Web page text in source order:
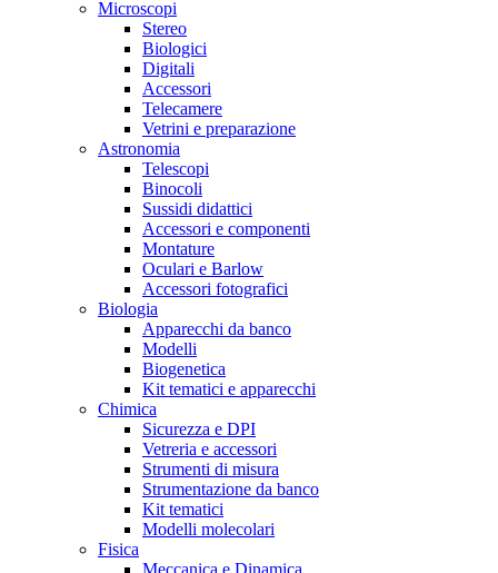
Microscopi
Stereo
Biologici
Digitali
Accessori
Telecamere
Vetrini e preparazione
Astronomia
Telescopi
Binocoli
Sussidi didattici
Accessori e componenti
Montature
Oculari e Barlow
Accessori fotografici
Biologia
Apparecchi da banco
Modelli
Biogenetica
Kit tematici e apparecchi
Chimica
Sicurezza e DPI
Vetreria e accessori
Strumenti di misura
Strumentazione da banco
Kit tematici
Modelli molecolari
Fisica
Meccanica e Dinamica